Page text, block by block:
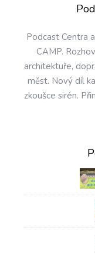
Podcast Centra
CAMP.
architektuře,
měst. Nový díl
zkoušce sirén.